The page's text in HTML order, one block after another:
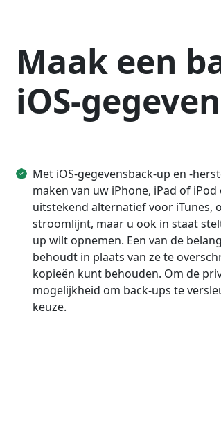
Maak een
iOS-
Met iOS-gegevensback-up en -
maken van uw iPhone, iPad of
uitstekend alternatief voor iTunes,
stroomlijnt, maar u ook in staat
up wilt opnemen. Een van de
behoudt in plaats van ze te
kopieën kunt behouden. Om de
mogelijkheid om back-ups te
keuze.